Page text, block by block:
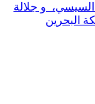
السيسي، و جلالة
البحرين